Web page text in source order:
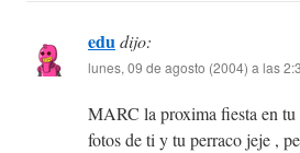
edudijo:
lunes, 09 de agosto (2004) a las
MARC la proxima fiesta en
fotos de ti y tu perraco jeje ,